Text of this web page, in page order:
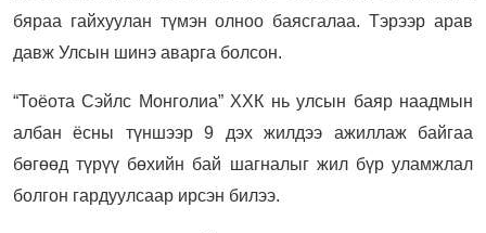
бяраа гайхуулан түмэн олноо баясгалаа. Тэрээр арав
давж Улсын шинэ аварга болсон.
“Тоёота Сэйлс Монголиа” ХХК нь улсын баяр наадмын
албан ёсны түншээр 9 дэх жилдээ ажиллаж байгаа
бөгөөд түрүү бөхийн бай шагналыг жил бүр уламжлал
болгон гардуулсаар ирсэн билээ.